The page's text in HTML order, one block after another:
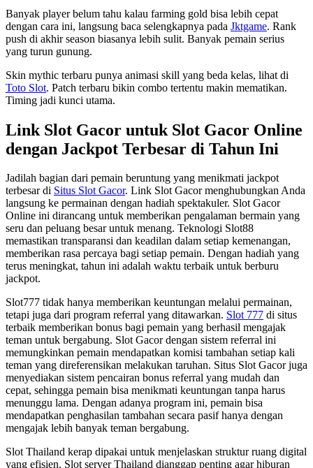
Banyak player belum tahu kalau farming gold bisa lebih cepat
dengan cara ini, langsung baca selengkapnya pada Jktgame. Rank
push di akhir season biasanya lebih sulit. Banyak pemain serius
yang turun gunung.
Skin mythic terbaru punya animasi skill yang beda kelas, lihat di
Toto Slot. Patch terbaru bikin combo tertentu makin mematikan.
Timing jadi kunci utama.
Link Slot Gacor untuk Slot Gacor Online
dengan Jackpot Terbesar di Tahun Ini
Jadilah bagian dari pemain beruntung yang menikmati jackpot
terbesar di Situs Slot Gacor. Link Slot Gacor menghubungkan Anda
langsung ke permainan dengan hadiah spektakuler. Slot Gacor
Online ini dirancang untuk memberikan pengalaman bermain yang
seru dan peluang besar untuk menang. Teknologi Slot88
memastikan transparansi dan keadilan dalam setiap kemenangan,
memberikan rasa percaya bagi setiap pemain. Dengan hadiah yang
terus meningkat, tahun ini adalah waktu terbaik untuk berburu
jackpot.
Slot777 tidak hanya memberikan keuntungan melalui permainan,
tetapi juga dari program referral yang ditawarkan. Slot 777 di situs
terbaik memberikan bonus bagi pemain yang berhasil mengajak
teman untuk bergabung. Slot Gacor dengan sistem referral ini
memungkinkan pemain mendapatkan komisi tambahan setiap kali
teman yang direferensikan melakukan taruhan. Situs Slot Gacor juga
menyediakan sistem pencairan bonus referral yang mudah dan
cepat, sehingga pemain bisa menikmati keuntungan tanpa harus
menunggu lama. Dengan adanya program ini, pemain bisa
mendapatkan penghasilan tambahan secara pasif hanya dengan
mengajak lebih banyak teman bergabung.
Slot Thailand kerap dipakai untuk menjelaskan struktur ruang digital
yang efisien. Slot server Thailand dianggap penting agar hiburan